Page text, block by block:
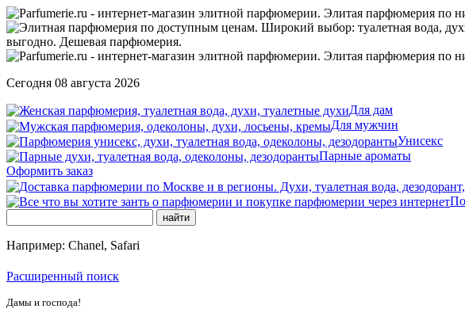
Сегодня 08 августа 2026
Для дам
Для мужчин
Унисекс
Парные ароматы
Оформить заказ
Например: Chanel, Safari
Расширенный поиск
Дамы и господа!